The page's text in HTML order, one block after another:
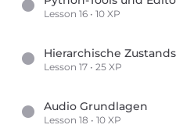
Lesson 16 • 10 XP
Lesson 17 • 25 XP
Audio Grundlagen
Lesson 18 • 10 XP